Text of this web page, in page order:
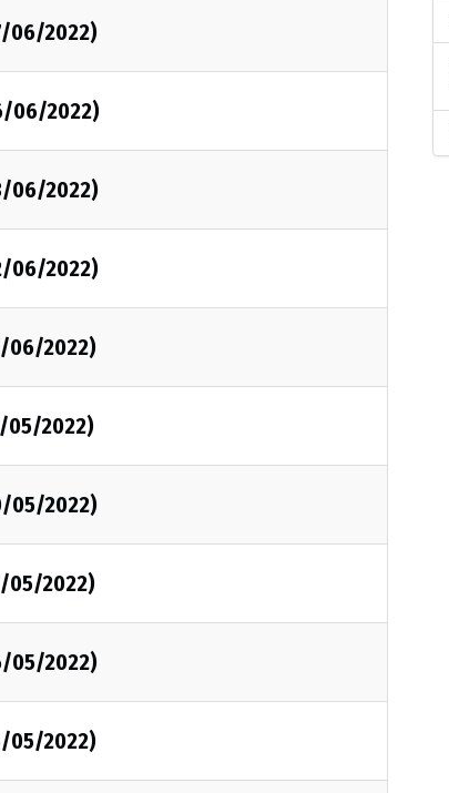
06/2022)
06/2022)
06/2022)
06/2022)
06/2022)
05/2022)
05/2022)
05/2022)
05/2022)
05/2022)